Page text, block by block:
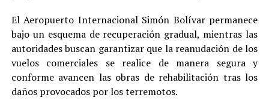
El Aeropuerto Internacional Simón Bolívar permanece
bajo un esquema de recuperación gradual, mientras las
autoridades buscan garantizar que la reanudación de los
vuelos comerciales se realice de manera segura y
conforme avancen las obras de rehabilitación tras los
daños provocados por los terremotos.